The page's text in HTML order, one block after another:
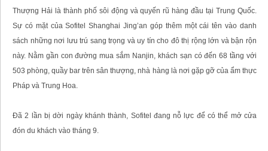
Thượng Hải là thành phố sôi động và quyến rũ hàng đầu tại Trung Quốc.
Sự có mặt của Sofitel Shanghai Jing’an góp thêm một cái tên vào danh
sách những nơi lưu trú sang trọng và uy tín cho đô thị rộng lớn và bận rộn
này. Nằm gần con đường mua sắm Nanjin, khách sạn có đến 68 tầng với
503 phòng, quầy bar trên sân thượng, nhà hàng là nơi gặp gỡ của ẩm thực
Pháp và Trung Hoa.
Đã 2 lần bị dời ngày khánh thành, Sofitel đang nỗ lực để có thể mở cửa
đón du khách vào tháng 9.